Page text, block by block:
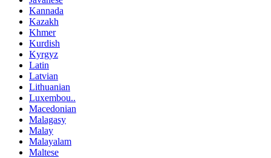
Kannada
Kazakh
Khmer
Kurdish
Kyrgyz
Latin
Latvian
Lithuanian
Luxembou..
Macedonian
Malagasy
Malay
Malayalam
Maltese